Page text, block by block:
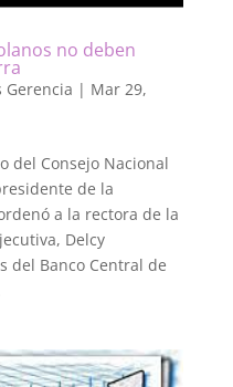
no deben
Gerencia | Mar 29,
del Consejo Nacional
de la
a la rectora de la
Delcy
del Banco Central de